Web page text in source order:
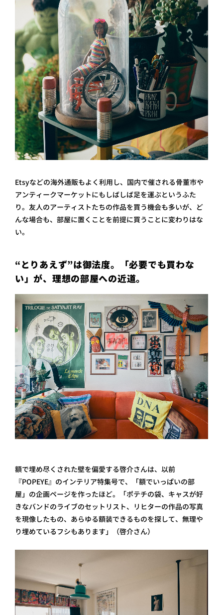
Etsyなどの海外通販もよく利用し、国内で催される骨董市や
アンティークマーケットにもしばしば足を運ぶというふた
り。友人のアーティストたちの作品を買う機会も多いが、ど
んな場合も、部屋に置くことを前提に買うことに変わりはな
い。
“とりあえず”は御法度。「必要でも買わな
い」が、理想の部屋への近道。
額で埋め尽くされた壁を偏愛する啓介さんは、以前
『POPEYE』のインテリア特集号で、「額でいっぱいの部
屋」の企画ページを作ったほど。「ポテチの袋、キャスが好
きなバンドのライブのセットリスト、リヒターの作品の写真
を現像したもの、あらゆる額装できるものを探して、無理や
り埋めているフシもあります」（啓介さん）